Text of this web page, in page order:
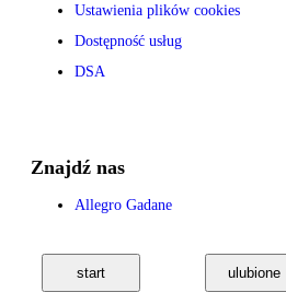
start ulubione
Ustawienia plików cookies
Dostępność usług
DSA
Znajdź nas
Allegro Gadane